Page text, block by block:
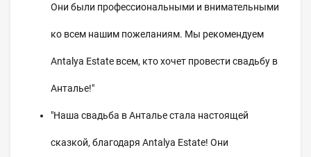
Они были профессиональными и внимательными
ко всем нашим пожеланиям. Мы рекомендуем
Antalya Estate всем, кто хочет провести свадьбу в
Анталье!"
"Наша свадьба в Анталье стала настоящей
сказкой, благодаря Antalya Estate! Они